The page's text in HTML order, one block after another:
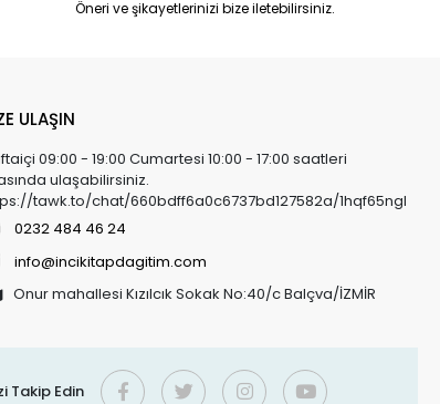
Öneri ve şikayetlerinizi bize iletebilirsiniz.
ULAŞIN
09:00 - 19:00 Cumartesi 10:00 - 17:00 saatleri
ulaşabilirsiniz.
tawk.to/chat/660bdff6a0c6737bd127582a/1hqf65ngl
0232 484 46 24
info@incikitapdagitim.com
Onur mahallesi Kızılcık Sokak No:40/c Balçva/İZMİR
Takip Edin